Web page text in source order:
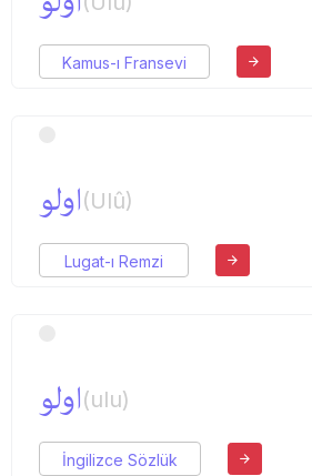
Kamus-ı Fransevi
اولو(Ulû)
Lugat-ı Remzi
اولو(ulu)
İngilizce Sözlük